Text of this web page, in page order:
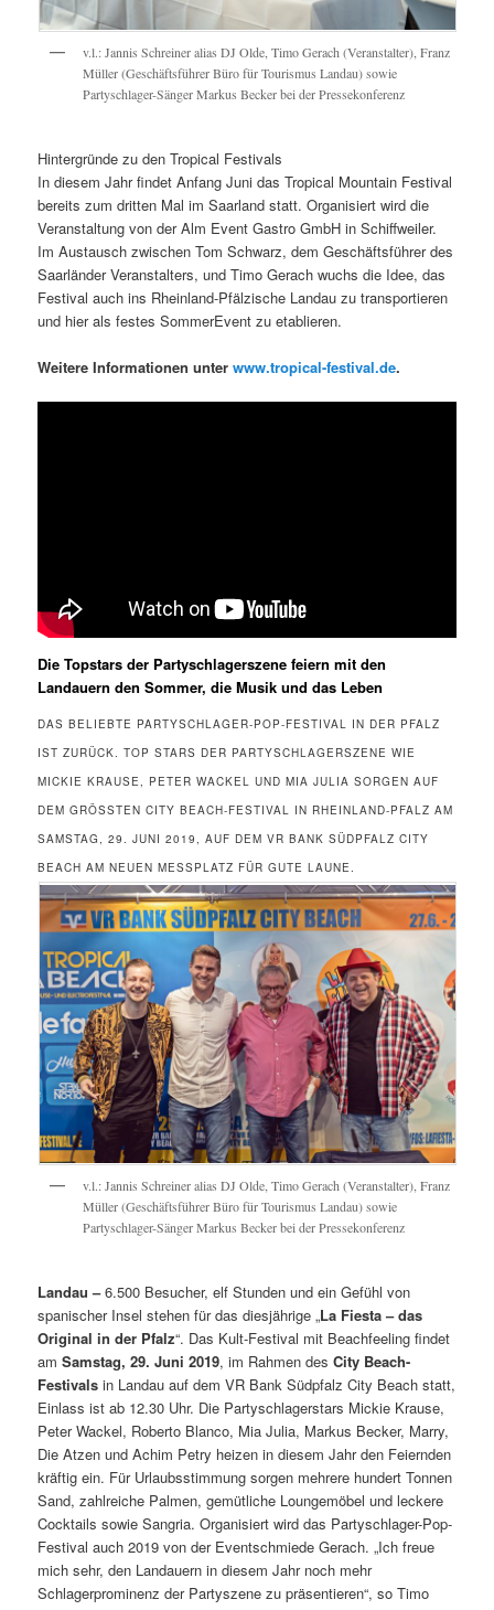
v.l.: Jannis Schreiner alias DJ Olde, Timo Gerach (Veranstalter), Franz
Müller (Geschäftsführer Büro für Tourismus Landau) sowie
Partyschlager-Sänger Markus Becker bei der Pressekonferenz
Hintergründe zu den Tropical Festivals
In diesem Jahr findet Anfang Juni das Tropical Mountain Festival
bereits zum dritten Mal im Saarland statt. Organisiert wird die
Veranstaltung von der Alm Event Gastro GmbH in Schiffweiler.
Im Austausch zwischen Tom Schwarz, dem Geschäftsführer des
Saarländer Veranstalters, und Timo Gerach wuchs die Idee, das
Festival auch ins Rheinland-Pfälzische Landau zu transportieren
und hier als festes SommerEvent zu etablieren.
Weitere Informationen unterwww.tropical-festival.de.
Die Topstars der Partyschlagerszene feiern mit den
Landauern den Sommer, die Musik und das Leben
DAS BELIEBTE PARTYSCHLAGER-POP-FESTIVAL IN DER PFALZ
IST ZURÜCK. TOP STARS DER PARTYSCHLAGERSZENE WIE
MICKIE KRAUSE, PETER WACKEL UND MIA JULIA SORGEN AUF
DEM GRÖSSTEN CITY BEACH-FESTIVAL IN RHEINLAND-PFALZ AM S
AMSTAG, 29. JUNI 2019, AUF DEM VR BANK SÜDPFALZ CITY B
EACH AM NEUEN MESSPLATZ FÜR GUTE LAUNE.
v.l.: Jannis Schreiner alias DJ Olde, Timo Gerach (Veranstalter), Franz
Müller (Geschäftsführer Büro für Tourismus Landau) sowie
Partyschlager-Sänger Markus Becker bei der Pressekonferenz
Landau –6.500 Besucher, elf Stunden und ein Gefühl von
spanischer Insel stehen für das diesjährige „La Fiesta – das
Original in der Pfalz“. Das Kult-Festival mit Beachfeeling findet
amSamstag, 29. Juni 2019, im Rahmen desCity Beach-
Festivals in Landau auf dem VR Bank Südpfalz City Beach statt,
Einlass ist ab 12.30 Uhr. Die Partyschlagerstars Mickie Krause,
Peter Wackel, Roberto Blanco, Mia Julia, Markus Becker, Marry,
Die Atzen und Achim Petry heizen in diesem Jahr den Feiernden
kräftig ein. Für Urlaubsstimmung sorgen mehrere hundert Tonnen
Sand, zahlreiche Palmen, gemütliche Loungemöbel und leckere
Cocktails sowie Sangria. Organisiert wird das Partyschlager-Pop-
Festival auch 2019 von der Eventschmiede Gerach. „Ich freue
mich sehr, den Landauern in diesem Jahr noch mehr
Schlagerprominenz der Partyszene zu präsentieren“, so Timo